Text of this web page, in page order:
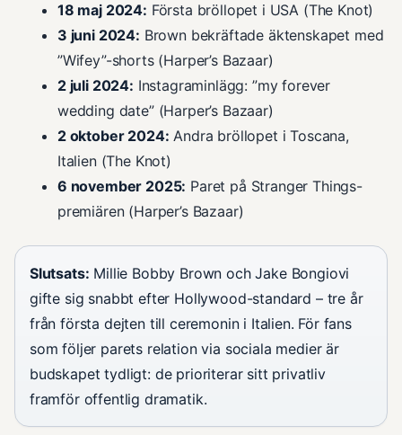
18 maj 2024: Första bröllopet i USA (The Knot)
3 juni 2024: Brown bekräftade äktenskapet med
”Wifey”-shorts (Harper’s Bazaar)
2 juli 2024: Instagraminlägg: ”my forever
wedding date” (Harper’s Bazaar)
2 oktober 2024: Andra bröllopet i Toscana,
Italien (The Knot)
6 november 2025: Paret på Stranger Things-
premiären (Harper’s Bazaar)
Slutsats: Millie Bobby Brown och Jake Bongiovi
gifte sig snabbt efter Hollywood-standard – tre år
från första dejten till ceremonin i Italien. För fans
som följer parets relation via sociala medier är
budskapet tydligt: de prioriterar sitt privatliv
framför offentlig dramatik.